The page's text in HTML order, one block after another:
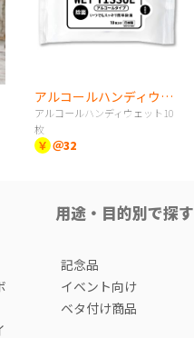
アルコールハンディウェット10枚
アルコールハンディウェット10
枚
￥ ＠32
用途・目的別で探す
記念品
イベント向け
ベタ付け商品